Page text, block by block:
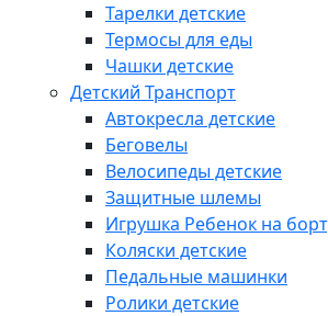
Тарелки детские
Термосы для еды
Чашки детские
Детский Транспорт
Автокресла детские
Беговелы
Велосипеды детские
Защитные шлемы
Игрушка Ребенок на
Коляски детские
Педальные машинки
Ролики детские